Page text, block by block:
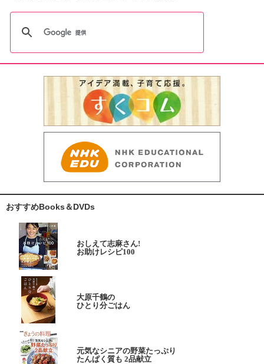
おすすめBooks＆DVDs
おしえて志麻さん!
お助けレシピ100
大原千鶴の
ひとり分ごはん
元気なシニアの野菜たっぷり
たんぱく質も 2品献立